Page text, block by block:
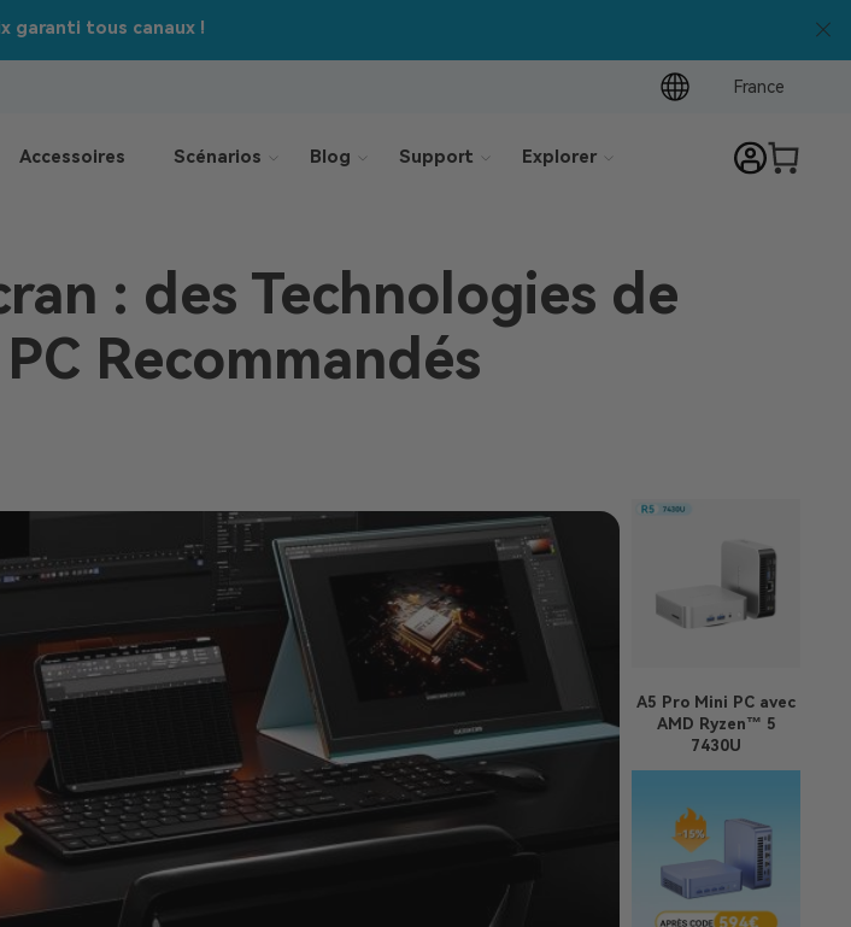
:Jusqu’à –550 €
France
Accessoires Scénarios Blog Support Explorer
: des Technologies de
Recommandés
A5 Pro Mini PC avec
AMD Ryzen™ 5
7430U